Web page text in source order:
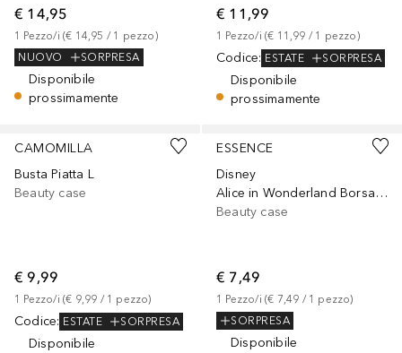
€ 14,95
1 Pezzo/i (€ 14,95 / 1 pezzo)
NUOVO
SORPRESA
Disponibile
prossimamente
€ 11,99
1 Pezzo/i (€ 11,99 / 1 pezzo)
Codice: ESTATE SORPRESA
Disponibile
prossimamente
CAMOMILLA
Busta Piatta L
Beauty case
€ 9,99
1 Pezzo/i (€ 9,99 / 1 pezzo)
Codice: ESTATE SORPRESA
Disponibile
ESSENCE
Disney
Alice in Wonderland Borsa Porta-Trucco
Beauty case
€ 7,49
1 Pezzo/i (€ 7,49 / 1 pezzo)
SORPRESA
Disponibile